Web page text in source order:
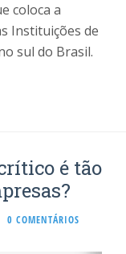
coloca a
Instituições de
sul do Brasil.
é tão
0 COMENTÁRIOS